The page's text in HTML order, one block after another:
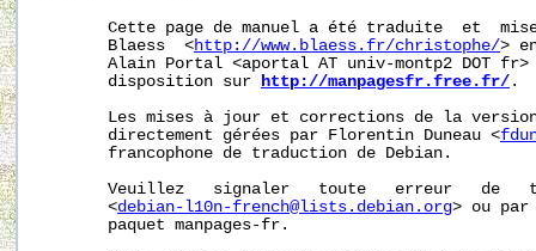
Cette page de manuel a été traduite  et
       Blaess  <
http://www.blaess.fr/christophe/>
Alain Portal <aportal AT univ-montp2 DOT
       disposition sur
http://manpagesfr.free.fr/ .
Les mises à jour et corrections de la
       directement gérées par Florentin Duneau <
       francophone de traduction de Debian.
Veuillez   signaler   toute   erreur   de
       <
debian-l10n-french@lists.debian.org> ou par
       paquet manpages-fr.